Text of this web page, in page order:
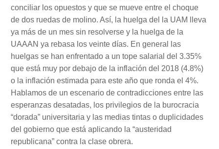
conciliar los opuestos y que se mueve entre el choque
de dos ruedas de molino. Así, la huelga del la UAM lleva
ya más de un mes sin resolverse y la huelga de la
UAAAN ya rebasa los veinte días. En general las
huelgas se han enfrentado a un tope salarial del 3.35%
que está muy por debajo de la inflación del 2018 (4.8%)
o la inflación estimada para este año que ronda el 4%.
Hablamos de un escenario de contradicciones entre las
esperanzas desatadas, los privilegios de la burocracia
“dorada” universitaria y las medias tintas o duplicidades
del gobierno que está aplicando la “austeridad
republicana” contra la clase obrera.